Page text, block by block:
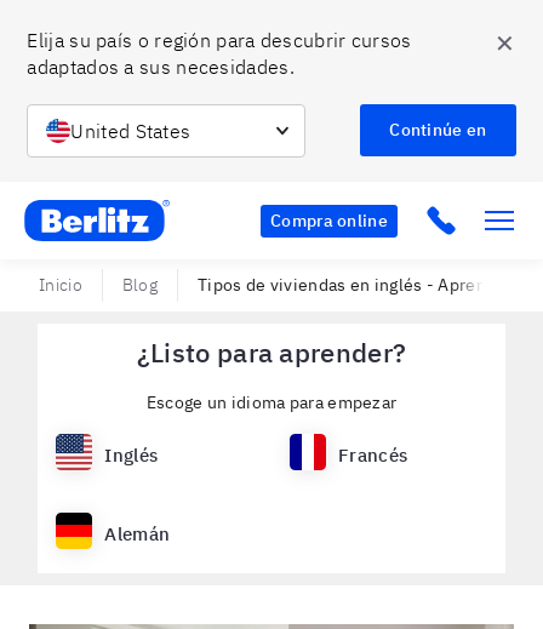
Elija su país o región para descubrir cursos
adaptados a sus necesidades.
United States Continúe en
✕
Berlitz CO Compra online Click to
Inicio Blog Tipos de viviendas en inglés - Aprende sus
¿Listo para aprender?
Escoge un idioma para empezar
Inglés Francés
Alemán